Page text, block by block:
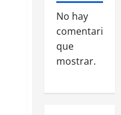
No hay
comentarios
que
mostrar.